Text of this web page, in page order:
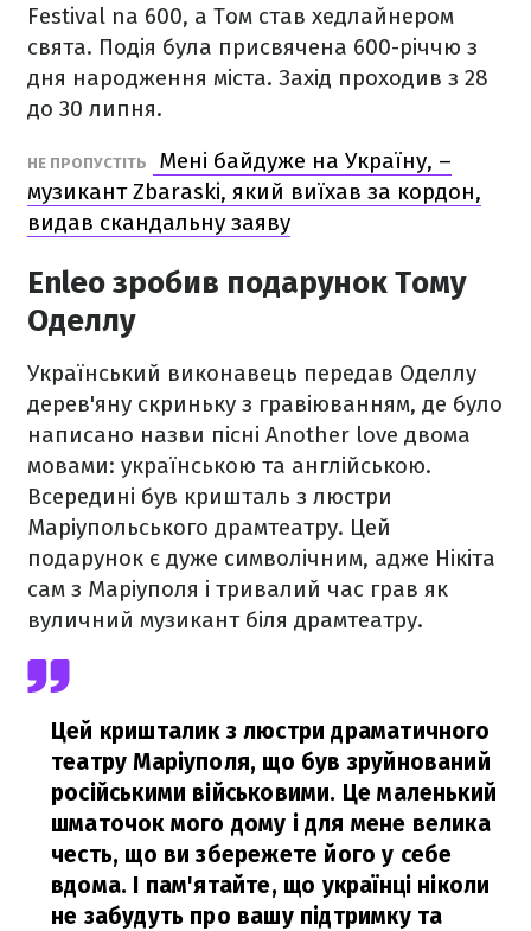
Festival na 600, а Том став хедлайнером
свята. Подія була присвячена 600-річчю з
дня народження міста. Захід проходив з 28
до 30 липня.
НЕ ПРОПУСТІТЬ
Мені байдуже на Україну, –
музикант Zbaraski, який виїхав за кордон,
видав скандальну заяву
Enleo зробив подарунок Тому
Оделлу
Український виконавець передав Оделлу
дерев'яну скриньку з гравіюванням, де було
написано назви пісні Another love двома
мовами: українською та англійською.
Всередині був кришталь з люстри
Маріупольського драмтеатру. Цей
подарунок є дуже символічним, адже Нікіта
сам з Маріуполя і тривалий час грав як
вуличний музикант біля драмтеатру.
Цей кришталик з люстри драматичного
театру Маріуполя, що був зруйнований
російськими військовими. Це маленький
шматочок мого дому і для мене велика
честь, що ви збережете його у себе
вдома. І пам'ятайте, що українці ніколи
не забудуть про вашу підтримку та